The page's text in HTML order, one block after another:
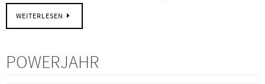
WEITERLESEN
POWERJAHR